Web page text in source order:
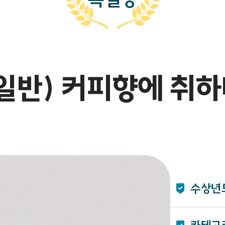
반) 커피향에 취
수상년